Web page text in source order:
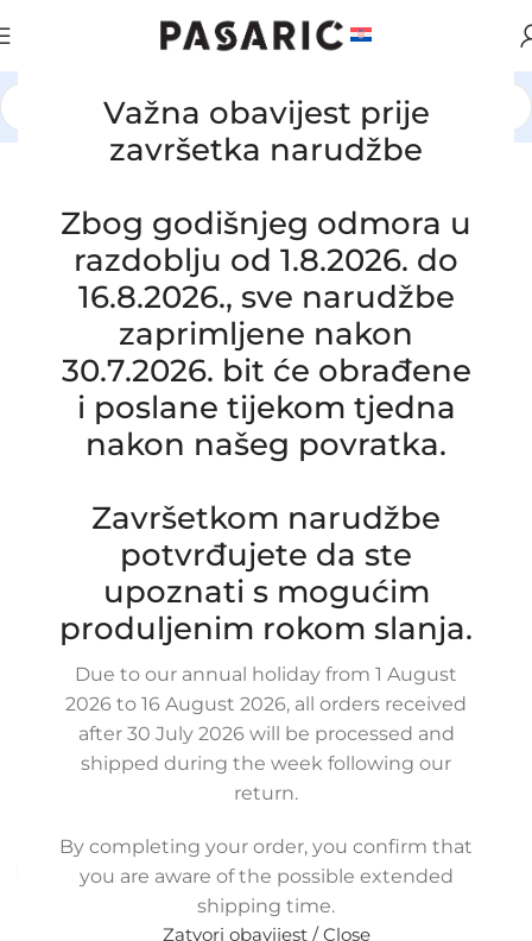
Važna obavijest prije
završetka narudžbe
Zbog godišnjeg odmora u
razdoblju od 1.8.2026. do
16.8.2026., sve narudžbe
zaprimljene nakon
30.7.2026. bit će obrađene
i poslane tijekom tjedna
nakon našeg povratka.
Završetkom narudžbe
potvrđujete da ste
upoznati s mogućim
produljenim rokom slanja.
Due to our annual holiday from 1 August
2026 to 16 August 2026, all orders received
after 30 July 2026 will be processed and
shipped during the week following our
return.
By completing your order, you confirm that
you are aware of the possible extended
shipping time.
Zatvori obavijest / Close
AUTOMOBILI / HYUNDAI / KIA
Click to enlarge
Zamjensko crijevo intercoolera KIA
SORENTO JC 2.5 CRDI, 281684A160,
28168-4A160
Dostupno uz narudžbu (isti ili sljedeći radni dan)
A$ £15.44